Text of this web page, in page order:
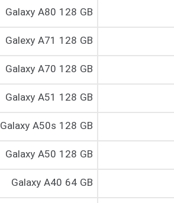
Galaxy A80 128 GB
Galexy A71 128 GB
Galaxy A70 128 GB
Galaxy A51 128 GB
Galaxy A50s 128 GB
Galaxy A50 128 GB
Galaxy A40 64 GB